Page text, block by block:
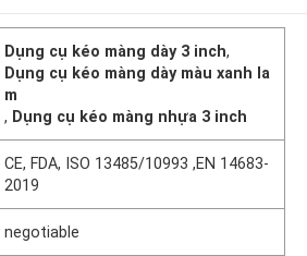
Dụng cụ kéo màng dày 3 inch,
Dụng cụ kéo màng dày màu xanh la
m
, Dụng cụ kéo màng nhựa 3 inch
CE, FDA, ISO 13485/10993 ,EN 14683-
2019
negotiable